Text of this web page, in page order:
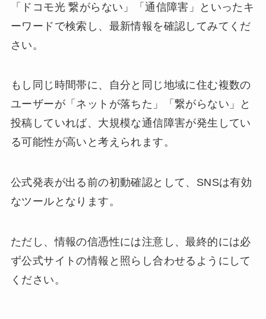
「ドコモ光 繋がらない」「通信障害」といったキ
ーワードで検索し、最新情報を確認してみてくだ
さい。
もし同じ時間帯に、自分と同じ地域に住む複数の
ユーザーが「ネットが落ちた」「繋がらない」と
投稿していれば、大規模な通信障害が発生してい
る可能性が高いと考えられます。
公式発表が出る前の初動確認として、SNSは有効
なツールとなります。
ただし、情報の信憑性には注意し、最終的には必
ず公式サイトの情報と照らし合わせるようにして
ください。